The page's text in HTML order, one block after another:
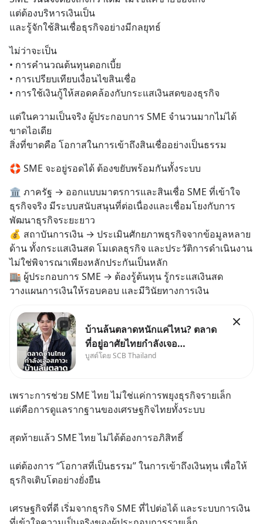
แต่ต้องบริหารเงินเป็น
และรู้จักใช้สินเชื่อธุรกิจอย่างมีกลยุทธ์
ไม่ว่าจะเป็น
• การคำนวณต้นทุนดอกเบี้ย
• การเปรียบเทียบเงื่อนไขสินเชื่อ
• การใช้เงินกู้ให้สอดคล้องกับกระแสเงินสดของธุรกิจ
แต่ในความเป็นจริง ผู้ประกอบการ SME จำนวนมากไม่ได้
ขาดไอเดีย
สิ่งที่ขาดคือ โอกาสในการเข้าถึงสินเชื่ออย่างเป็นธรรม
🛟 SME จะอยู่รอดได้ ต้องขยับพร้อมกันทั้งระบบ
🏛️ ภาครัฐ → ออกแบบมาตรการและสินเชื่อ SME ที่เข้าใจ
ธุรกิจจริง มีระบบสนับสนุนที่ต่อเนื่องและเชื่อมโยงกับการ
พัฒนาธุรกิจระยะยาว
💰 สถาบันการเงิน → ประเมินศักยภาพธุรกิจจากข้อมูลหลาย
ด้าน ทั้งกระแสเงินสด โมเดลธุรกิจ และประวัติการดำเนินงาน
ไม่ใช่พิจารณาเพียงหลักประกันเป็นหลัก
🏬 ผู้ประกอบการ SME → ต้องรู้ต้นทุน รู้กระแสเงินสด
วางแผนการเงินให้รอบคอบ และมีวินัยทางการเงิน
บ้านล้นตลาดหนักแค่ไหน? ตลาด
ที่อยู่อาศัยไทยกำลังเจอ
Oversupply หนักกว่าที่คิด และ
#บ้านล้นตลาด #เศรษฐกิจไทย
#EICAround #SCBThailand
บูสต์โดย SCB Thailand
เพราะการช่วย SME ไทย ไม่ใช่แค่การพยุงธุรกิจรายเล็ก
แต่คือการดูแลรากฐานของเศรษฐกิจไทยทั้งระบบ
สุดท้ายแล้ว SME ไทย ไม่ได้ต้องการอภิสิทธิ์
แต่ต้องการ “โอกาสที่เป็นธรรม” ในการเข้าถึงเงินทุน เพื่อให้
ธุรกิจเติบโตอย่างยั่งยืน
เศรษฐกิจที่ดี เริ่มจากธุรกิจ SME ที่ไปต่อได้ และระบบการเงิน